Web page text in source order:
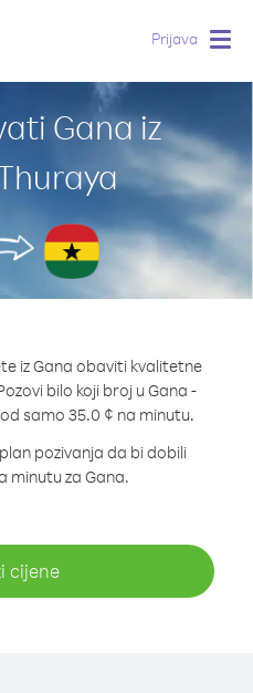
Prijava
Gana iz
iz Gana obaviti kvalitetne
bilo koji broj u Gana -
samo 35.0 ¢ na minutu.
pozivanja da bi dobili
minutu za Gana.
cijene